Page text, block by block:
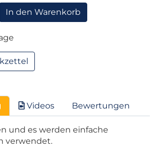
In den Warenkorb
Videos Bewertungen
und es werden einfache
verwendet.